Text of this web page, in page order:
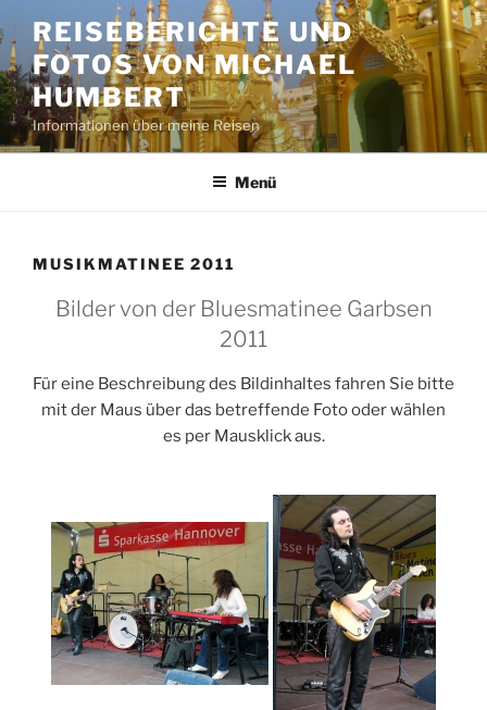
Inhalt
springen
REISEBERICHTE UND
FOTOS VON MICHAEL
HUMBERT
Informationen über meine Reisen
Menü
MUSIKMATINEE 2011
Bilder von der Bluesmatinee Garbsen
2011
Für eine Beschreibung des Bildinhaltes fahren Sie bitte
mit der Maus über das betreffende Foto oder wählen
es per Mausklick aus.